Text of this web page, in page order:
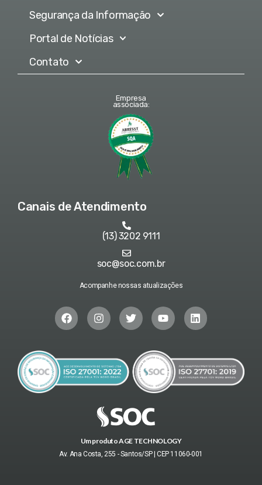
Segurança da Informação
Portal de Notícias
Contato
Empresa
associada:
Canais de Atendimento
(13) 3202 9111
soc@soc.com.br
Acompanhe nossas atualizações
Um produto AGE TECHNOLOGY
Av. Ana Costa, 255 - Santos/SP | CEP 11060-001